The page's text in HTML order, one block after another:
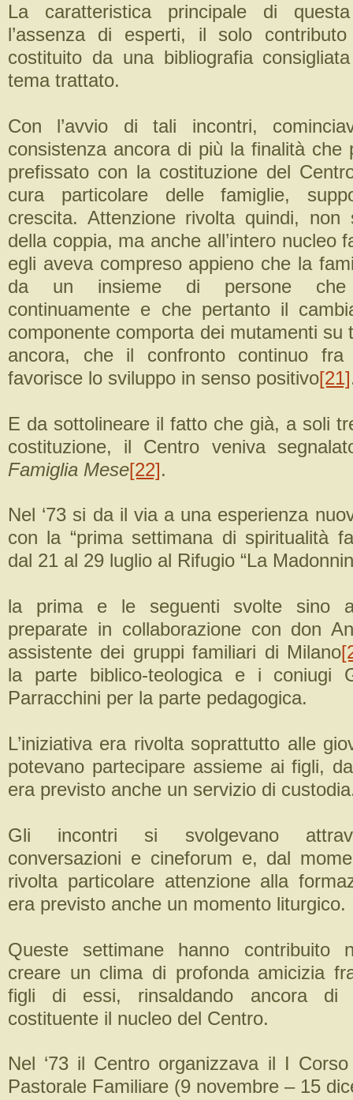
La caratteristica principale di
l’assenza di esperti, il solo
costituito da una bibliografia
tema trattato.
Con l’avvio di tali incontri,
consistenza ancora di più la finalità che
prefissato con la costituzione del
cura particolare delle famiglie,
crescita. Attenzione rivolta quindi, non
della coppia, ma anche all’intero nucleo
egli aveva compreso appieno che la
da un insieme di persone che
continuamente e che pertanto il
componente comporta dei mutamenti su
ancora, che il confronto continuo
favorisce lo sviluppo in senso positivo[21]
E da sottolineare il fatto che già, a soli
costituzione, il Centro veniva
Famiglia Mese[22].
Nel ‘73 si da il via a una esperienza
con la “prima settimana di spiritualità
dal 21 al 29 luglio al Rifugio “La
la prima e le seguenti svolte sino
preparate in collaborazione con don
assistente dei gruppi familiari di Milano
la parte biblico-teologica e i coniugi
Parracchini per la parte pedagogica.
L’iniziativa era rivolta soprattutto alle
potevano partecipare assieme ai figli,
era previsto anche un servizio di
Gli incontri si svolgevano
conversazioni e cineforum e, dal
rivolta particolare attenzione alla
era previsto anche un momento liturgico.
Queste settimane hanno contribuito
creare un clima di profonda amicizia
figli di essi, rinsaldando ancora
costituente il nucleo del Centro.
Nel ‘73 il Centro organizzava il I
Pastorale Familiare (9 novembre – 15